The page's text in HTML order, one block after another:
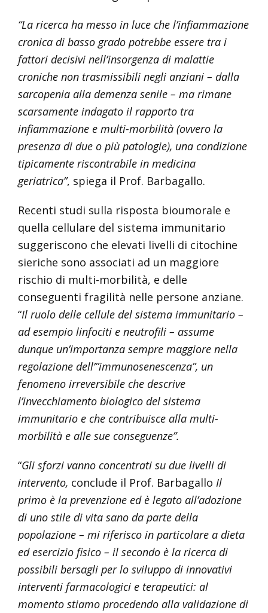
“La ricerca ha messo in luce che l’infiammazione
cronica di basso grado potrebbe essere tra i
fattori decisivi nell’insorgenza di malattie
croniche non trasmissibili negli anziani – dalla
sarcopenia alla demenza senile – ma rimane
scarsamente indagato il rapporto tra
infiammazione e multi-morbilità (ovvero la
presenza di due o più patologie), una condizione
tipicamente riscontrabile in medicina
geriatrica”, spiega il Prof. Barbagallo.
Recenti studi sulla risposta bioumorale e
quella cellulare del sistema immunitario
suggeriscono che elevati livelli di citochine
sieriche sono associati ad un maggiore
rischio di multi-morbilità, e delle
conseguenti fragilità nelle persone anziane.
“Il ruolo delle cellule del sistema immunitario –
ad esempio linfociti e neutrofili – assume
dunque un’importanza sempre maggiore nella
regolazione dell’”immunosenescenza”, un
fenomeno irreversibile che descrive
l’invecchiamento biologico del sistema
immunitario e che contribuisce alla multi-
morbilità e alle sue conseguenze”.
“Gli sforzi vanno concentrati su due livelli di
intervento, conclude il Prof. Barbagallo Il
primo è la prevenzione ed è legato all’adozione
di uno stile di vita sano da parte della
popolazione – mi riferisco in particolare a dieta
ed esercizio fisico – il secondo è la ricerca di
possibili bersagli per lo sviluppo di innovativi
interventi farmacologici e terapeutici: al
momento stiamo procedendo alla validazione di